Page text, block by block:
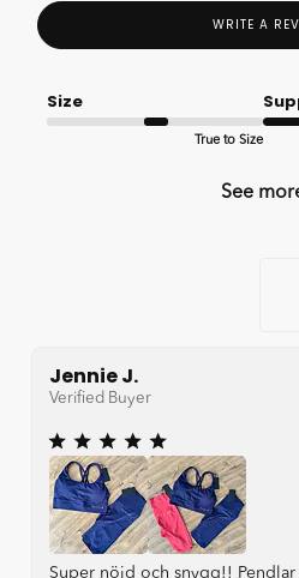
WRITE A
Size
True to Size
See
Jennie J.
Verified Buyer
Super nöjd och snygg!!